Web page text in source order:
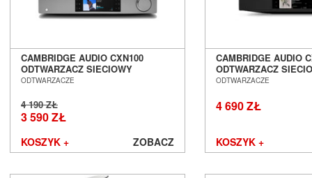
CAMBRIDGE AUDIO CXN100
ODTWARZACZ SIECIOWY
STREAMER SALON POZNAŃ
ODTWARZACZE
4 190 ZŁ
3 590 ZŁ
KOSZYK + ZOBACZ
CAMBRIDGE AUDIO
ODTWARZACZ
STREAMER SALON
JESIEŃ 2026 ---
ODTWARZACZE
4 690 ZŁ
KOSZYK +